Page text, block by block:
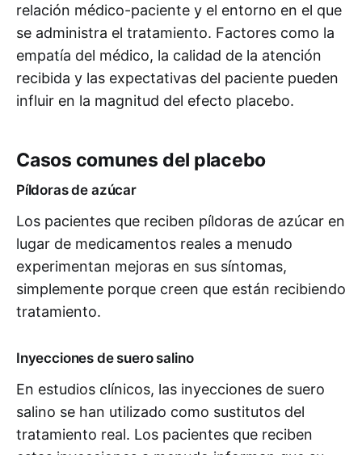
relación médico-paciente y el entorno en el que
se administra el tratamiento. Factores como la
empatía del médico, la calidad de la atención
recibida y las expectativas del paciente pueden
influir en la magnitud del efecto placebo.
Casos comunes del placebo
Píldoras de azúcar
Los pacientes que reciben píldoras de azúcar en
lugar de medicamentos reales a menudo
experimentan mejoras en sus síntomas,
simplemente porque creen que están recibiendo
tratamiento.
Inyecciones de suero salino
En estudios clínicos, las inyecciones de suero
salino se han utilizado como sustitutos del
tratamiento real. Los pacientes que reciben